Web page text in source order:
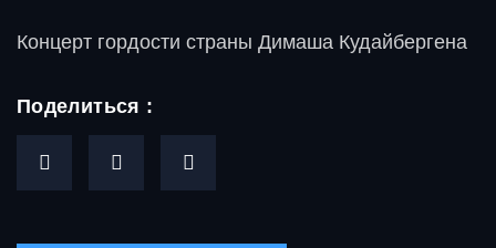
Концерт гордости страны Димаша Кудайбергена
Поделиться :